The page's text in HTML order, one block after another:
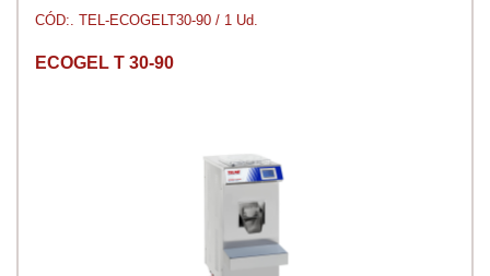
CÓD:. TEL-ECOGELT30-90 / 1 Ud.
ECOGEL T 30-90